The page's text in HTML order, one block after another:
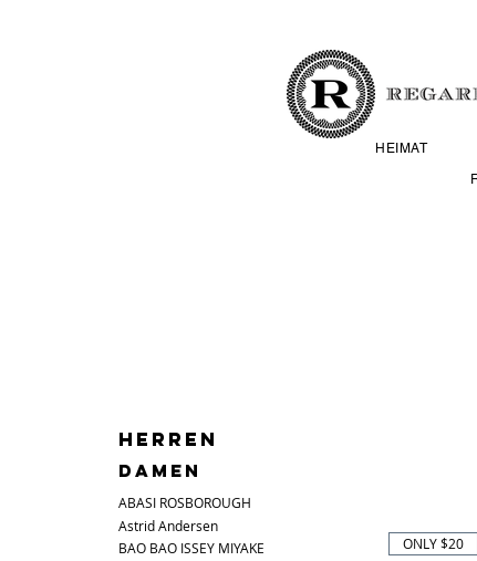
HEIMAT
HERREN
DAMEN
ABASI ROSBOROUGH
Astrid Andersen
BAO BAO ISSEY MIYAKE
ONLY $20